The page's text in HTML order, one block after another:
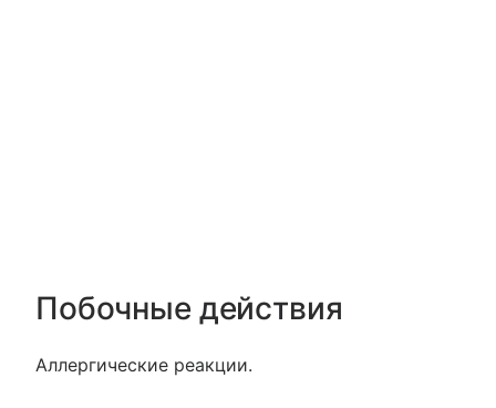
Побочные действия
Аллергические реакции.